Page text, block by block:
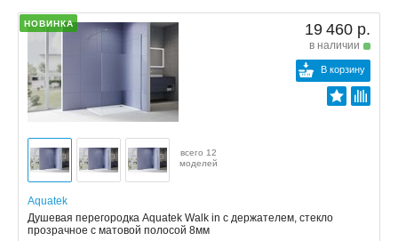
НОВИНКА 19 460 р.
в наличии
В корзину
всего 12
моделей
Aquatek
Душевая перегородка Aquatek Walk in с держателем, стекло
прозрачное с матовой полосой 8мм